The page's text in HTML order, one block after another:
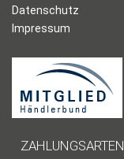
Datenschutz
Impressum
ZAHLUNGSARTEN